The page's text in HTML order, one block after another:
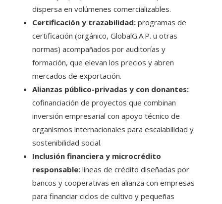
dispersa en volúmenes comercializables.
Certificación y trazabilidad: programas de
certificación (orgánico, GlobalG.A.P. u otras
normas) acompañados por auditorías y
formación, que elevan los precios y abren
mercados de exportación.
Alianzas público-privadas y con donantes:
cofinanciación de proyectos que combinan
inversión empresarial con apoyo técnico de
organismos internacionales para escalabilidad y
sostenibilidad social.
Inclusión financiera y microcrédito
responsable: líneas de crédito diseñadas por
bancos y cooperativas en alianza con empresas
para financiar ciclos de cultivo y pequeñas